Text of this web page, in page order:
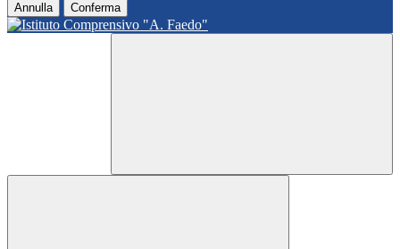
Annulla Conferma